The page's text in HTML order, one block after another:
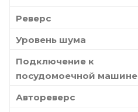
Реверс
Уровень шума
Подключение к
посудомоечной машине
Автореверс